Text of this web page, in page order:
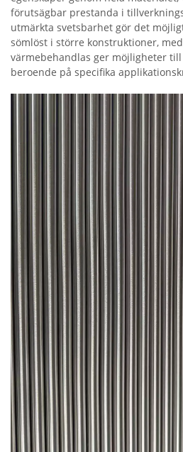
förutsägbar prestanda i
utmärkta svetsbarhet gör det
sömlöst i större konstruktioner,
värmebehandlas ger möjligheter
beroende på specifika